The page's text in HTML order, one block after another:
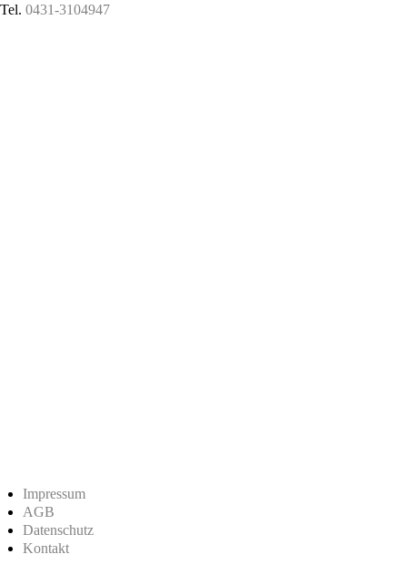
Tel. 0431-3104947
Impressum
AGB
Datenschutz
Kontakt